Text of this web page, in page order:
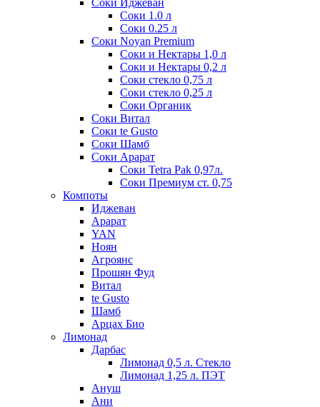
Соки Иджеван
Соки 1.0 л
Соки 0.25 л
Соки Noyan Premium
Соки и Нектары 1,0 л
Соки и Нектары 0,2 л
Соки стекло 0,75 л
Соки стекло 0,25 л
Соки Органик
Соки Витал
Соки te Gusto
Соки Шамб
Соки Арарат
Соки Tetra Pak 0,97л.
Соки Премиум ст. 0,75
Компоты
Иджеван
Арарат
YAN
Ноян
Агроянс
Прошян Фуд
Витал
te Gusto
Шамб
Арцах Био
Лимонад
Дарбас
Лимонад 0,5 л. Стекло
Лимонад 1,25 л. ПЭТ
Ануш
Ани